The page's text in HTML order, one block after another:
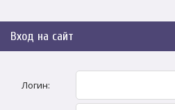
Вход на сайт
Логин: